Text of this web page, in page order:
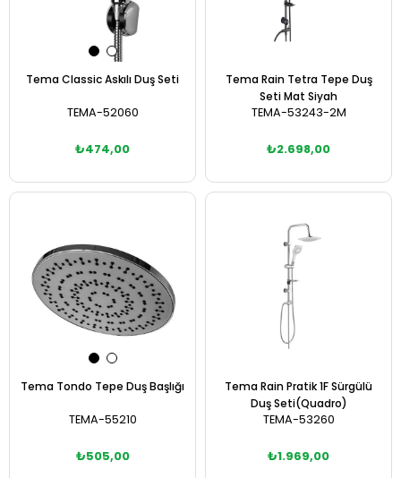
Tema Classic Askılı Duş Seti
TEMA-52060
₺474,00
Tema Rain Tetra Tepe Duş
Seti Mat Siyah
TEMA-53243-2M
₺2.698,00
Tema Tondo Tepe Duş Başlığı
TEMA-55210
₺505,00
Tema Rain Pratik 1F Sürgülü
Duş Seti(Quadro)
TEMA-53260
₺1.969,00